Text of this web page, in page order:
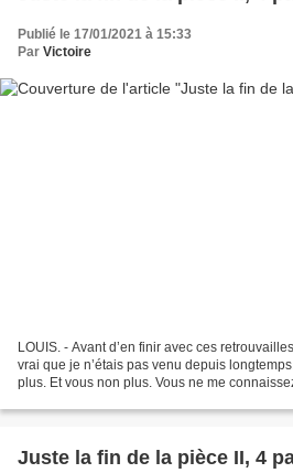
Publié le 17/01/2021 à 15:33
Par Victoire
LOUIS. - Avant d’en finir avec ces
vrai que je n’étais pas venu depuis
plus. Et vous non plus. Vous ne me
Juste la fin de la pièce II, 4